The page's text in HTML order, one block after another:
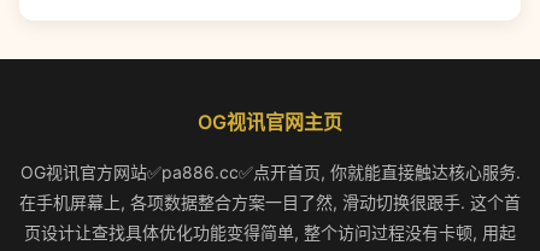
OG视讯官网主页
OG视讯官方网站✅pa886.cc✅点开首页, 你就能直接触达核心服务.
在手机屏幕上, 各项数据整合方案一目了然, 滑动切换很跟手. 这个首
页设计让查找具体优化功能变得简单, 整个访问过程没有卡顿, 用起